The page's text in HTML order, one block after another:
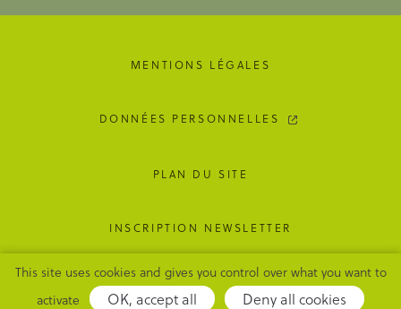
MENTIONS LÉGALES
DONNÉES PERSONNELLES
PLAN DU SITE
INSCRIPTION NEWSLETTER
GESTION DES COOKIES
This site uses cookies and gives you control over what you want to
activate
OK, accept all Deny all cookies